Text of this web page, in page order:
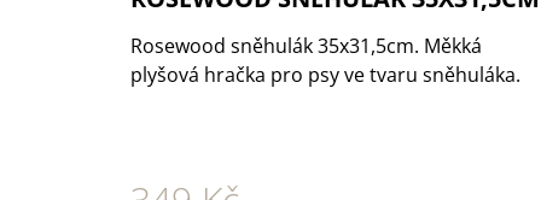
Rosewood sněhulák 35x31,5cm. Měkká
plyšová hračka pro psy ve tvaru sněhuláka.
1 KS
35 Kč